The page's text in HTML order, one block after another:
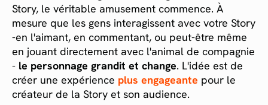
Story, le véritable amusement commence. À
mesure que les gens interagissent avec votre Story
-en l'aimant, en commentant, ou peut-être même
en jouant directement avec l'animal de compagnie
- le personnage grandit et change. L'idée est de
créer une expérience plus engageante pour le
créateur de la Story et son audience.